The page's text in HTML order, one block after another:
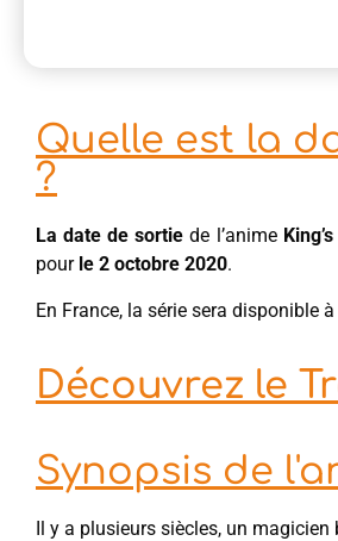
Quelle est la
?
La date de sortie de l’anime
pour le 2 octobre 2020.
En France, la série sera disponible
Découvrez le
Synopsis de
Il y a plusieurs siècles, un magicien